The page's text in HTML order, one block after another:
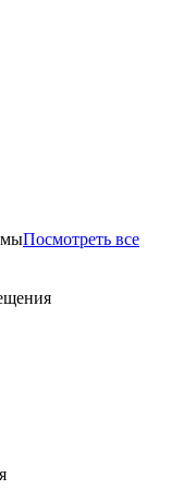
Посмотреть все